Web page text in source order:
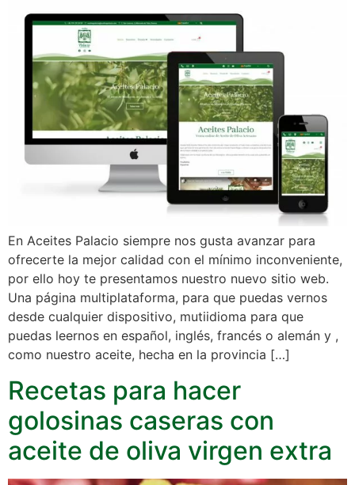
En Aceites Palacio siempre nos gusta avanzar para
ofrecerte la mejor calidad con el mínimo inconveniente,
por ello hoy te presentamos nuestro nuevo sitio web.
Una página multiplataforma, para que puedas vernos
desde cualquier dispositivo, mutiidioma para que
puedas leernos en español, inglés, francés o alemán y ,
como nuestro aceite, hecha en la provincia […]
Recetas para hacer
golosinas caseras con
aceite de oliva virgen extra